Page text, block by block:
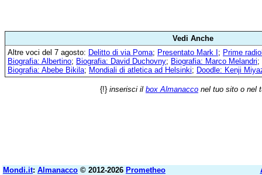
Vedi Anche
Altre voci del 7 agosto: Delitto di via Poma; Presentato Mark I ; Prime
Biografia: Albertino; Biografia: David Duchovny; Biografia: Marco Melandri;
Biografia: Abebe Bikila; Mondiali di atletica ad Helsinki; Doodle: Kenji
{!} inserisci il box Almanacco nel tuo sito o nel
Mondi.it: Almanacco © 2012-2026 Prometheo